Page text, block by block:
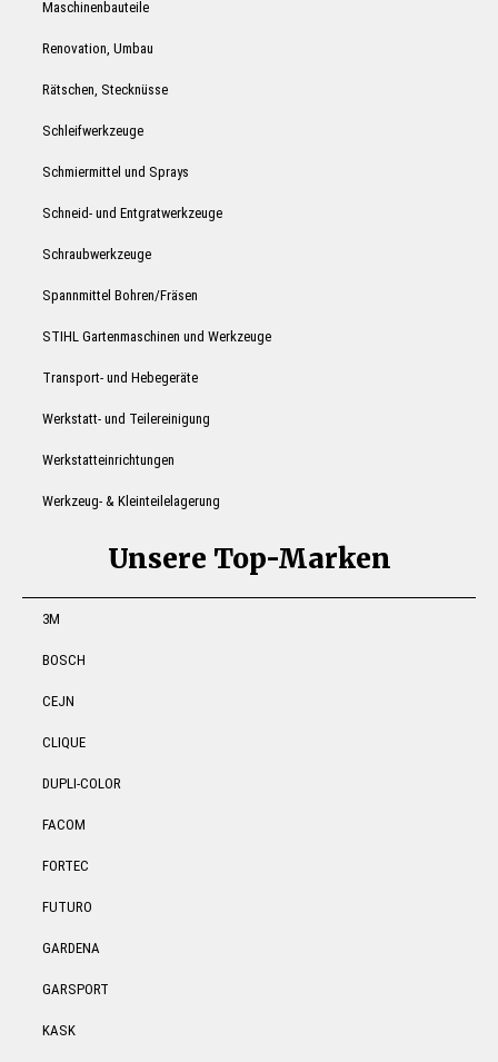
Maschinenbauteile
Renovation, Umbau
Rätschen, Stecknüsse
Schleifwerkzeuge
Schmiermittel und Sprays
Schneid- und Entgratwerkzeuge
Schraubwerkzeuge
Spannmittel Bohren/Fräsen
STIHL Gartenmaschinen und Werkzeuge
Transport- und Hebegeräte
Werkstatt- und Teilereinigung
Werkstatteinrichtungen
Werkzeug- & Kleinteilelagerung
Unsere Top-Marken
3M
BOSCH
CEJN
CLIQUE
DUPLI-COLOR
FACOM
FORTEC
FUTURO
GARDENA
GARSPORT
KASK